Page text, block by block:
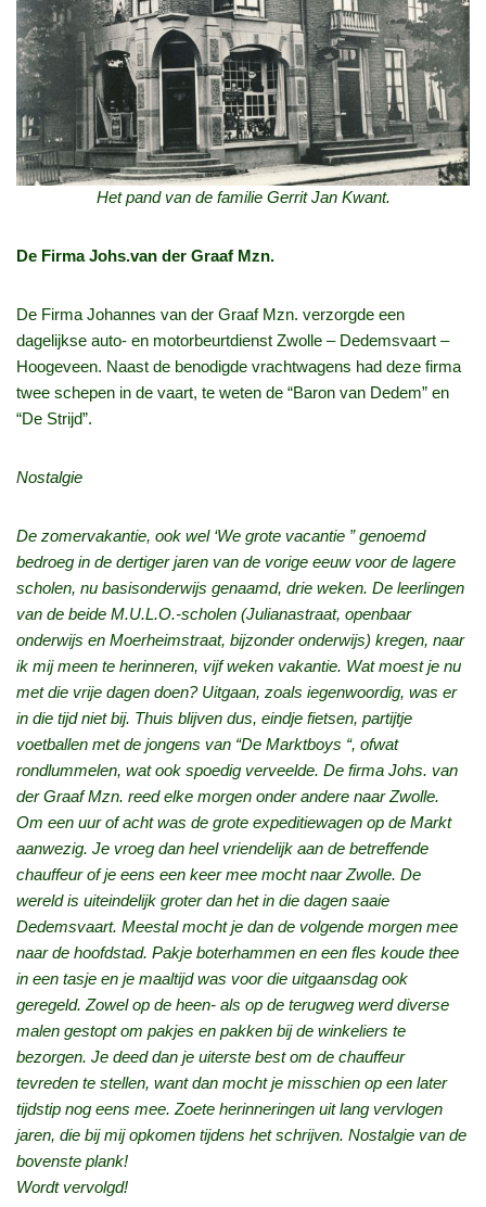
Het pand van de familie Gerrit Jan Kwant.
De Firma Johs.van der Graaf Mzn.
De Firma Johannes van der Graaf Mzn. verzorgde een
dagelijkse auto- en motorbeurtdienst Zwolle – Dedemsvaart –
Hoogeveen. Naast de benodigde vrachtwagens had deze firma
twee schepen in de vaart, te weten de “Baron van Dedem” en
“De Strijd”.
Nostalgie
De zomervakantie, ook wel ‘We grote vacantie ” genoemd
bedroeg in de dertiger jaren van de vorige eeuw voor de lagere
scholen, nu basisonderwijs genaamd, drie weken. De leerlingen
van de beide M.U.L.O.-scholen (Julianastraat, openbaar
onderwijs en Moerheimstraat, bijzonder onderwijs) kregen, naar
ik mij meen te herinneren, vijf weken vakantie. Wat moest je nu
met die vrije dagen doen? Uitgaan, zoals iegenwoordig, was er
in die tijd niet bij. Thuis blijven dus, eindje fietsen, partijtje
voetballen met de jongens van “De Marktboys “, ofwat
rondlummelen, wat ook spoedig verveelde. De firma Johs. van
der Graaf Mzn. reed elke morgen onder andere naar Zwolle.
Om een uur of acht was de grote expeditiewagen op de Markt
aanwezig. Je vroeg dan heel vriendelijk aan de betreffende
chauffeur of je eens een keer mee mocht naar Zwolle. De
wereld is uiteindelijk groter dan het in die dagen saaie
Dedemsvaart. Meestal mocht je dan de volgende morgen mee
naar de hoofdstad. Pakje boterhammen en een fles koude thee
in een tasje en je maaltijd was voor die uitgaansdag ook
geregeld. Zowel op de heen- als op de terugweg werd diverse
malen gestopt om pakjes en pakken bij de winkeliers te
bezorgen. Je deed dan je uiterste best om de chauffeur
tevreden te stellen, want dan mocht je misschien op een later
tijdstip nog eens mee. Zoete herinneringen uit lang vervlogen
jaren, die bij mij opkomen tijdens het schrijven. Nostalgie van de
bovenste plank!
Wordt vervolgd!